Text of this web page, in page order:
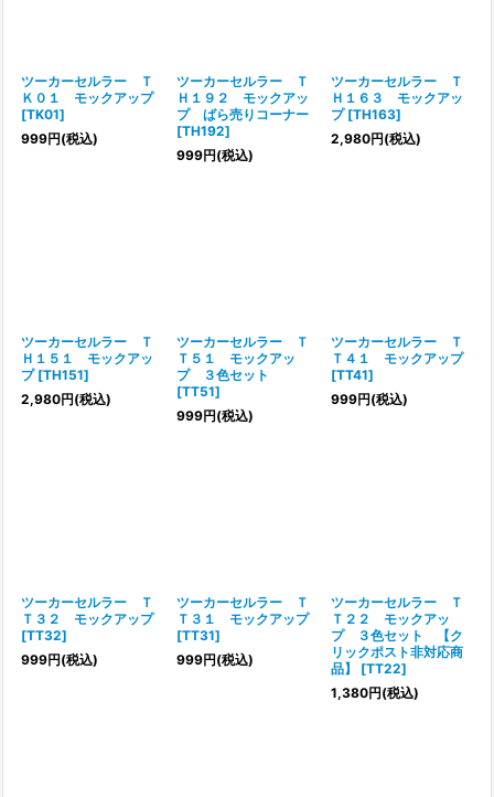
ツーカーセルラー Ｔ
Ｋ０１ モックアップ
[TK01]
999円(税込)
ツーカーセルラー Ｔ
Ｈ１９２ モックアッ
プ ばら売りコーナー
[TH192]
999円(税込)
ツーカーセルラー Ｔ
Ｈ１６３ モックアッ
プ [TH163]
2,980円(税込)
ツーカーセルラー Ｔ
Ｈ１５１ モックアッ
プ [TH151]
2,980円(税込)
ツーカーセルラー Ｔ
Ｔ５１ モックアッ
プ ３色セット
[TT51]
999円(税込)
ツーカーセルラー Ｔ
Ｔ４１ モックアップ
[TT41]
999円(税込)
ツーカーセルラー Ｔ
Ｔ３２ モックアップ
[TT32]
999円(税込)
ツーカーセルラー Ｔ
Ｔ３１ モックアップ
[TT31]
999円(税込)
ツーカーセルラー Ｔ
Ｔ２２ モックアッ
プ ３色セット 【ク
リックポスト非対応商
品】
[TT22]
1,380円(税込)